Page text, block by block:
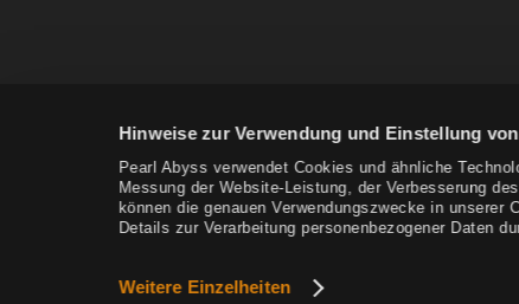
Hinweise zur Verwendung und Einstellung
Pearl Abyss verwendet Cookies und ähnliche
Messung der Website-Leistung, der Verbesserung
können die genauen Verwendungszwecke in
Details zur Verarbeitung personenbezogener Daten
Weitere Einzelheiten